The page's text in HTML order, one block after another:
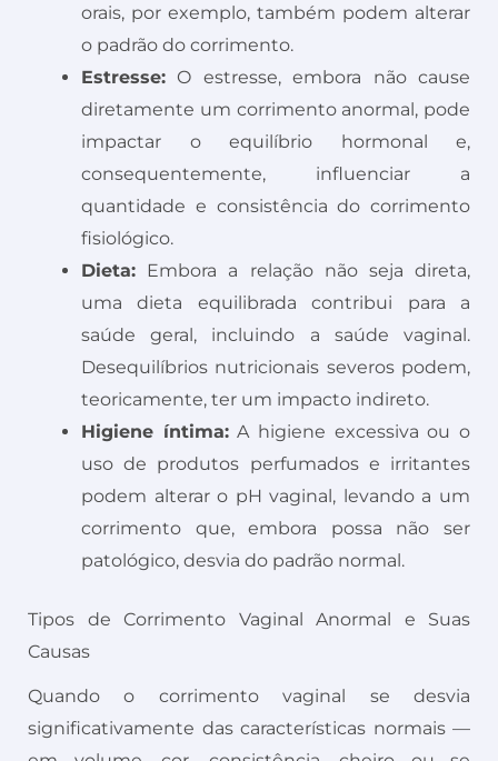
orais, por exemplo, também podem alterar
o padrão do corrimento.
Estresse: O estresse, embora não cause
diretamente um corrimento anormal, pode
impactar o equilíbrio hormonal e,
consequentemente, influenciar a
quantidade e consistência do corrimento
fisiológico.
Dieta: Embora a relação não seja direta,
uma dieta equilibrada contribui para a
saúde geral, incluindo a saúde vaginal.
Desequilíbrios nutricionais severos podem,
teoricamente, ter um impacto indireto.
Higiene íntima:A higiene excessiva ou o
uso de produtos perfumados e irritantes
podem alterar o pH vaginal, levando a um
corrimento que, embora possa não ser
patológico, desvia do padrão normal.
Tipos de Corrimento Vaginal Anormal e Suas
Causas
Quando o corrimento vaginal se desvia
significativamente das características normais —